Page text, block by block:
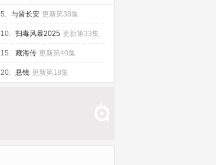
5. 与晋长安 更新第38集
10. 扫毒风暴2025 更新第33集
15. 藏海传 更新第40集
20. 悬镜 更新第18集